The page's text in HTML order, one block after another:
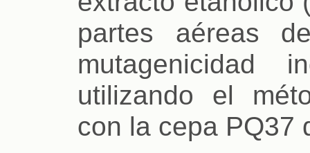
partes aéreas
mutagenicidad
utilizando el
con la cepa PQ37